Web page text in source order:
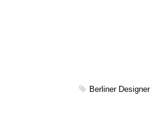
Berliner Designer